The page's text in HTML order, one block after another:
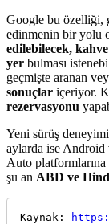
Google bu özelliği,
edinmenin bir yolu
edilebilecek,
yer bulması
geçmişte aranan
sonuçlar içeriyor.
rezervasyonu
Yeni sürüş deneyimi
aylarda ise Android
Auto
şu an ABD ve
Kaynak: